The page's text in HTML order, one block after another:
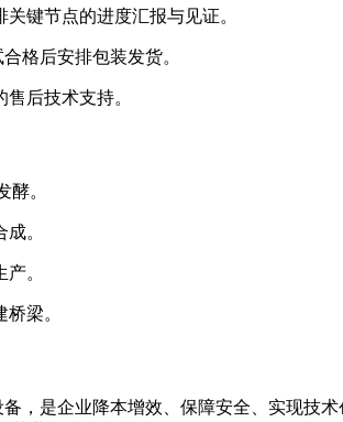
键节点的进度汇报与见证。
格后安排包装发货。
后技术支持。
。
。
。
梁。
，是企业降本增效、保障安全、实现技